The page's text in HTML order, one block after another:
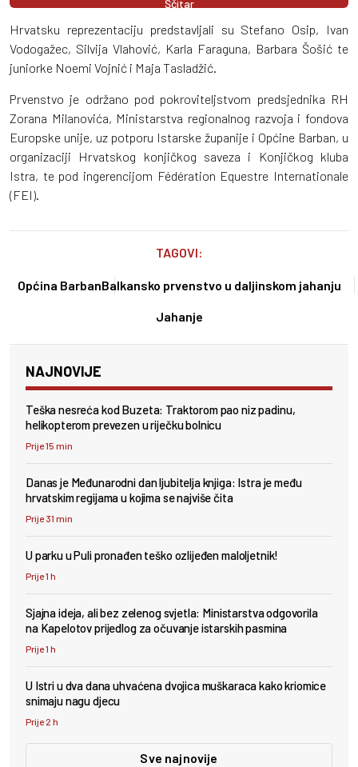
Ščitar
Hrvatsku reprezentaciju predstavljali su Stefano Osip, Ivan
Vodogažec, Silvija Vlahović, Karla Faraguna, Barbara Šošić te
juniorke Noemi Vojnić i Maja Tasladžić.
Prvenstvo je održano pod pokroviteljstvom predsjednika RH
Zorana Milanovića, Ministarstva regionalnog razvoja i fondova
Europske unije, uz potporu Istarske županije i Općine Barban, u
organizaciji Hrvatskog konjičkog saveza i Konjičkog kluba
Istra, te pod ingerencijom Fédération Equestre Internationale
(FEI).
TAGOVI:
Općina BarbanBalkansko prvenstvo u daljinskom jahanju
Jahanje
NAJNOVIJE
Teška nesreća kod Buzeta: Traktorom pao niz padinu,
helikopterom prevezen u riječku bolnicu
Prije 15 min
Danas je Međunarodni dan ljubitelja knjiga: Istra je među
hrvatskim regijama u kojima se najviše čita
Prije 31 min
U parku u Puli pronađen teško ozlijeđen maloljetnik!
Prije 1 h
Sjajna ideja, ali bez zelenog svjetla: Ministarstva odgovorila
na Kapelotov prijedlog za očuvanje istarskih pasmina
Prije 1 h
U Istri u dva dana uhvaćena dvojica muškaraca kako kriomice
snimaju nagu djecu
Prije 2 h
Sve najnovije